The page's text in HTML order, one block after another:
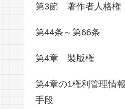
第3節 著作者人格権
第44条～第66条
第4章 製版権
第4章の1権利管理情
手段